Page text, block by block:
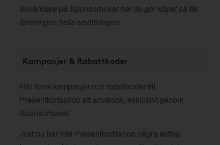
användare på Sponsorhuset när du gör köpet så får
föreningen hela ersättningen.
Kampanjer & Rabattkoder
Här finns kampanjer och rabattkoder till
Presentkortsshop att använda, exklusivt genom
Sponsorhuset.
Just nu har inte Presentkortsshop några aktiva